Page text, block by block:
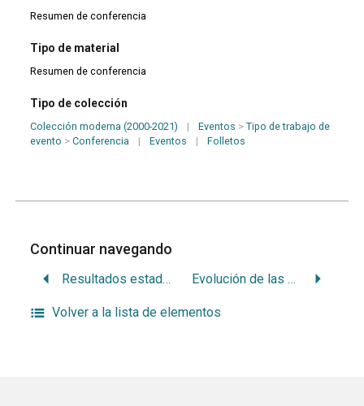
Resumen de conferencia
Tipo de material
Resumen de conferencia
Tipo de colección
Colección moderna (2000-2021) | Eventos >Tipo de trabajo de
evento >Conferencia | Eventos | Folletos
Continuar navegando
Resultados estadísticos sobre salud bucal durante la ejecución de un proyecto de innovaciones educativas Evolución de las publicaciones científicas en odontología- uruguay: 1910- 2007.
Volver a la lista de elementos